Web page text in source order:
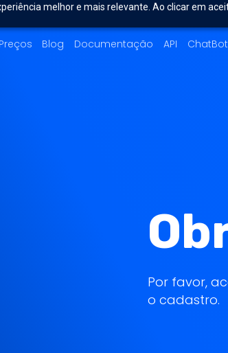
melhor e mais relevante. Ao clicar em
Preços Blog Documentação API
Por favor,
o cadastro.